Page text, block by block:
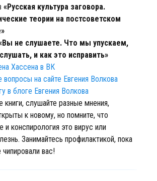
«Русская культура заговора.
теории на постсоветском
не слушаете. Что мы упускаем,
и как это исправить»
Хассена в ВК
вопросы на сайте Евгения Волкова
в блоге Евгения Волкова
книги, слушайте разные мнения,
к новому, но помните, что
и конспирология это вирус или
Занимайтесь профилактикой, пока
вас!